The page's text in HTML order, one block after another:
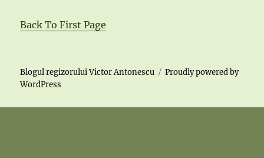
Back To First Page
Blogul regizorului Victor Antonescu
Proudly powered by
WordPress